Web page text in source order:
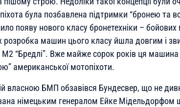
була позбавлена підтримки “бронею та
появу нового класу бронетехніки –
машин цього класу йшла довгим і
“Бредлі”. Вже майже сорок років ця
американської мотопіхоти.
власною БМП обзавівся Бундесвер, що не
німецьким генералом Ейке Мідельдорфом